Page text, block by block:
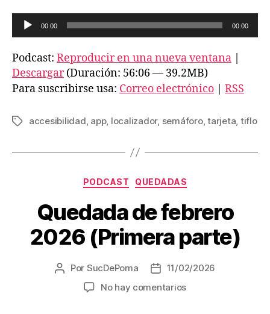
e
p
r
o
u
t
00:00 00:00
Podcast: Reproducir en una nueva ventana
Descargar(Duración: 56:06 — 39.2MB)
Para suscribirse usa: Correo electrónico RSS
Etiquetas
accesibilidad, app, localizador, semáforo,tarjeta, tiflo
Categorías
PODCAST QUEDADAS
Quedada de febrero
2026 (Primera parte)
Autor
Por SucDePoma
Fecha11/02/2026
No hay comentariosen